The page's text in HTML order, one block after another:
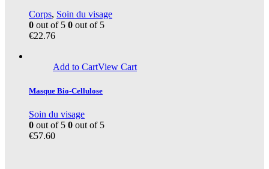
Corps, Soin du visage
0 out of 5 0 out of 5
€22.76
Add to CartView Cart
Masque Bio-Cellulose
Soin du visage
0 out of 5 0 out of 5
€57.60